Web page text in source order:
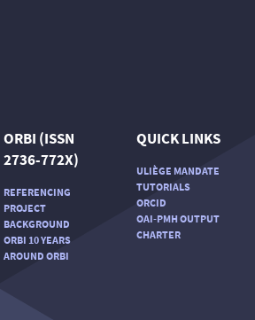
ORBI (ISSN
2736-772X)
REFERENCING
PROJECT
BACKGROUND
ORBI 10 YEARS
AROUND ORBI
QUICK LINKS
ULIÈGE MANDATE
TUTORIALS
ORCID
OAI-PMH OUTPUT
CHARTER